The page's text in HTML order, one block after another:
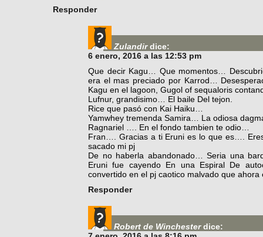
Responder
Zulandir dice:
6 enero, 2016 a las 12:53 pm
Que decir Kagu… Que momentos…
era el mas preciado por Karrod…
Kagu en el lagoon, Gugol of sequaloris
Lufnur, grandisimo… El baile Del tejon.
Rice que pasó con Kai Haiku…
Yamwhey tremenda Samira… La odiosa
Ragnariel …. En el fondo tambien te odio…
Fran…. Gracias a ti Eruni es lo que es….
sacado mi pj
De no haberla abandonado… Seria una
Eruni fue cayendo En una Espiral De
convertido en el pj caotico malvado que ahora
Responder
Robert de Winchester dice: